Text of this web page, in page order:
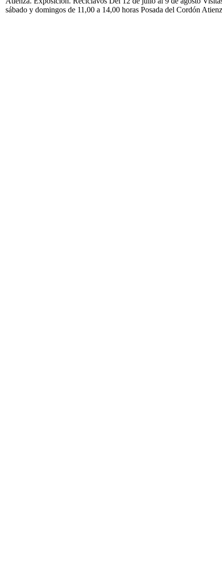
sábado y domingos de 11,00 a 14,00 horas Posada del Cordón